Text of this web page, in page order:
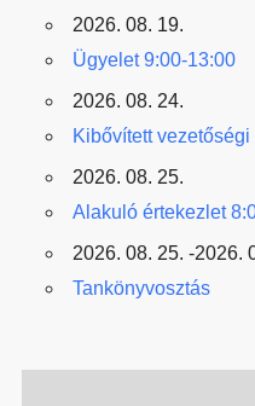
2026. 08. 19.
Ügyelet 9:00-13:00
2026. 08. 24.
Kibővített
2026. 08. 25.
Alakuló értekezlet
2026. 08. 25. -2026.
Tankönyvosztás